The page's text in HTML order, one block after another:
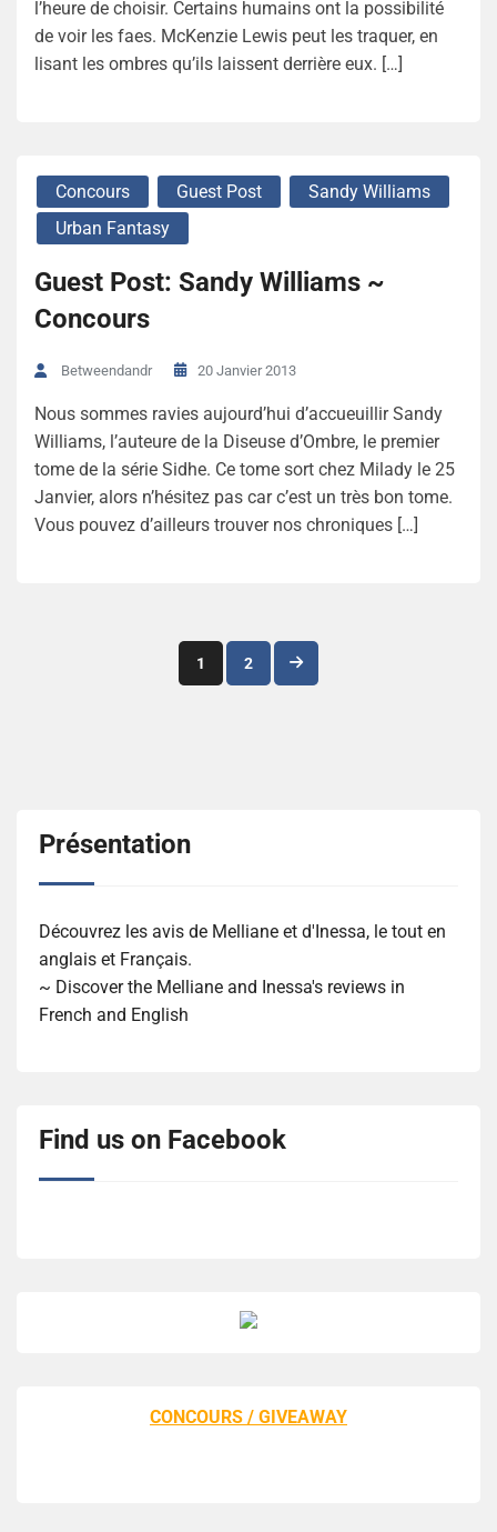
l’heure de choisir. Certains humains ont la possibilité
de voir les faes. McKenzie Lewis peut les traquer, en
lisant les ombres qu’ils laissent derrière eux. […]
Concours Guest Post
Sandy Williams
Urban Fantasy
Guest Post: Sandy Williams ~
Concours
Betweendandr 20 Janvier 2013
Nous sommes ravies aujourd’hui d’accueuillir Sandy
Williams, l’auteure de la Diseuse d’Ombre, le premier
tome de la série Sidhe. Ce tome sort chez Milady le 25
Janvier, alors n’hésitez pas car c’est un très bon tome.
Vous pouvez d’ailleurs trouver nos chroniques […]
Navigation
1 2
Présentation
Découvrez les avis de Melliane et d'Inessa, le tout en
anglais et Français.
~ Discover the Melliane and Inessa's reviews in
French and English
Find us on Facebook
CONCOURS / GIVEAWAY